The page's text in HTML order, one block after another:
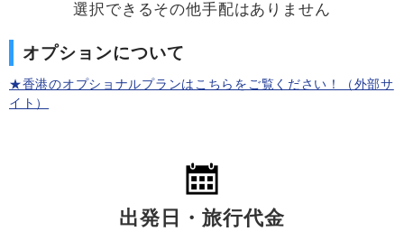
選択できるその他手配はありません
オプションについて
★香港のオプショナルプランはこちらをご覧ください！（外部サ
イト）
出発日・旅行代金